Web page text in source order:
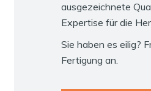
ausgezeichnete
Expertise für die
Sie haben es eilig?
Fertigung an.